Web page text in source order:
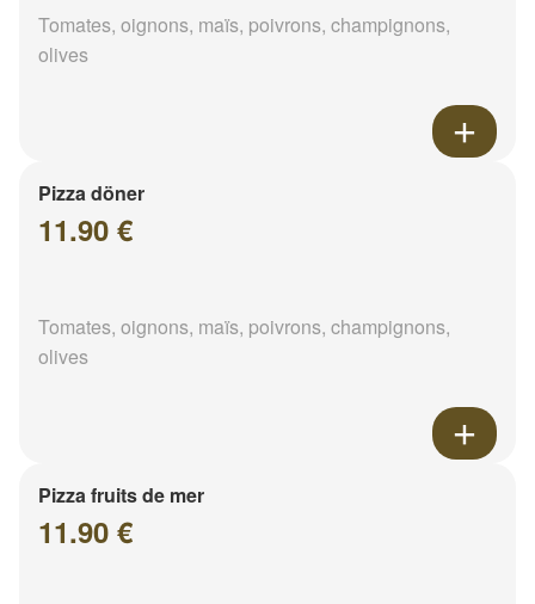
Tomates, oignons, maïs, poivrons, champignons,
olives
Pizza döner
11.90 €
Tomates, oignons, maïs, poivrons, champignons,
olives
Pizza fruits de mer
11.90 €